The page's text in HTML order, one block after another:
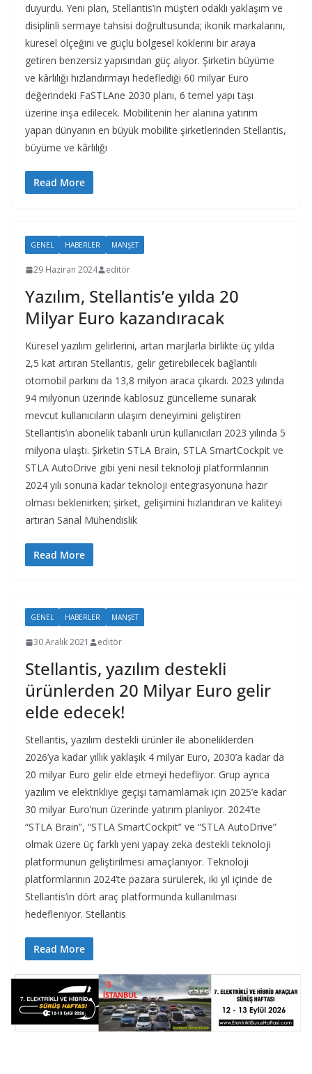
duyurdu. Yeni plan, Stellantis’in müşteri odaklı yaklaşım ve
disiplinli sermaye tahsisi doğrultusunda; ikonik markalarını,
küresel ölçeğini ve güçlü bölgesel köklerini bir araya
getiren benzersiz yapısından güç alıyor. Şirketin büyüme
ve kârlılığı hızlandırmayı hedeflediği 60 milyar Euro
değerindeki FaSTLAne 2030 planı, 6 temel yapı taşı
üzerine inşa edilecek. Mobilitenin her alanına yatırım
yapan dünyanın en büyük mobilite şirketlerinden Stellantis,
büyüme ve kârlılığı
Read More
GENEL HABERLER MANŞET
29 Haziran 2024 editör
Yazılım, Stellantis’e yılda 20
Milyar Euro kazandıracak
Küresel yazılım gelirlerini, artan marjlarla birlikte üç yılda
2,5 kat artıran Stellantis, gelir getirebilecek bağlantılı
otomobil parkını da 13,8 milyon araca çıkardı. 2023 yılında
94 milyonun üzerinde kablosuz güncelleme sunarak
mevcut kullanıcıların ulaşım deneyimini geliştiren
Stellantis’in abonelik tabanlı ürün kullanıcıları 2023 yılında 5
milyona ulaştı. Şirketin STLA Brain, STLA SmartCockpit ve
STLA AutoDrive gibi yeni nesil teknoloji platformlarının
2024 yılı sonuna kadar teknoloji entegrasyonuna hazır
olması beklenirken; şirket, gelişimini hızlandıran ve kaliteyi
artıran Sanal Mühendislik
Read More
GENEL HABERLER MANŞET
30 Aralık 2021 editör
Stellantis, yazılım destekli
ürünlerden 20 Milyar Euro gelir
elde edecek!
Stellantis, yazılım destekli ürünler ile aboneliklerden
2026’ya kadar yıllık yaklaşık 4 milyar Euro, 2030’a kadar da
20 milyar Euro gelir elde etmeyi hedefliyor. Grup ayrıca
yazılım ve elektrikliye geçişi tamamlamak için 2025’e kadar
30 milyar Euro’nun üzerinde yatırım planlıyor. 2024’te
“STLA Brain”, “STLA SmartCockpit” ve “STLA AutoDrive”
olmak üzere üç farklı yeni yapay zeka destekli teknoloji
platformunun geliştirilmesi amaçlanıyor. Teknoloji
platformlarının 2024’te pazara sürülerek, iki yıl içinde de
Stellantis’in dört araç platformunda kullanılması
hedefleniyor. Stellantis
Read More